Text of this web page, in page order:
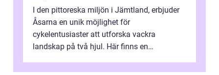
I den pittoreska miljön i Jämtland, erbjuder
Åsarna en unik möjlighet för
cykelentusiaster att utforska vackra
landskap på två hjul. Här finns en